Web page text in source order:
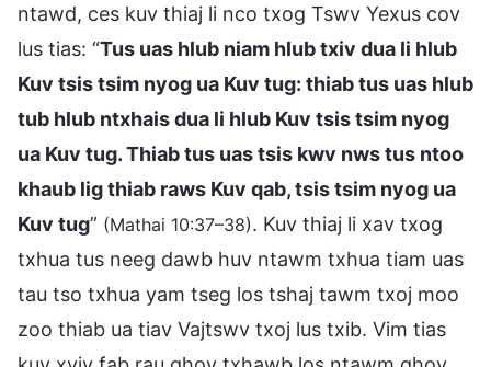
ntawd, ces kuv thiaj li nco txog Tswv Yexus cov
lus tias: “Tus uas hlub niam hlub txiv dua li hlub
Kuv tsis tsim nyog ua Kuv tug: thiab tus uas hlub
tub hlub ntxhais dua li hlub Kuv tsis tsim nyog
ua Kuv tug. Thiab tus uas tsis kwv nws tus ntoo
khaub lig thiab raws Kuv qab, tsis tsim nyog ua
Kuv tug” (Mathai 10:37–38). Kuv thiaj li xav txog
txhua tus neeg dawb huv ntawm txhua tiam uas
tau tso txhua yam tseg los tshaj tawm txoj moo
zoo thiab ua tiav Vajtswv txoj lus txib. Vim tias